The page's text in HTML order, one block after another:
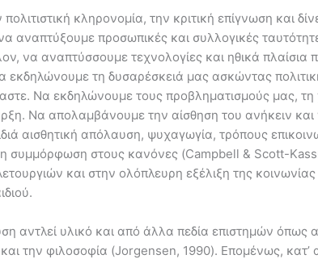
κληρονομία, την κριτική επίγνωση και
προσωπικές και συλλογικές
να αναπτύσσουμε τεχνολογίες και ηθικά
τη δυσαρέσκειά μας ασκώντας
Να εκδηλώνουμε τους προβληματισμούς μας,
Να απολαμβάνουμε την αίσθηση του ανήκειν
αισθητική απόλαυση, ψυχαγωγία, τρόπους
συμμόρφωση στους κανόνες (Campbell & Scott-
και στην ολόπλευρη εξέλιξη της
αντλεί υλικό και από άλλα πεδία επιστημών όπως
την φιλοσοφία (Jorgensen, 1990). Επομένως, κατ’